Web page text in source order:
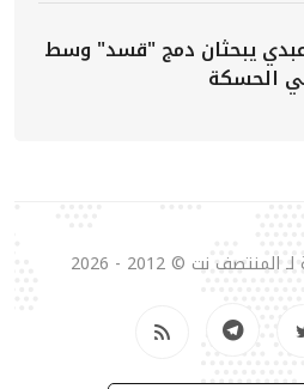
يبحثان دمج "قسد" وسط
الحسكة
نت © 2012 - 2026